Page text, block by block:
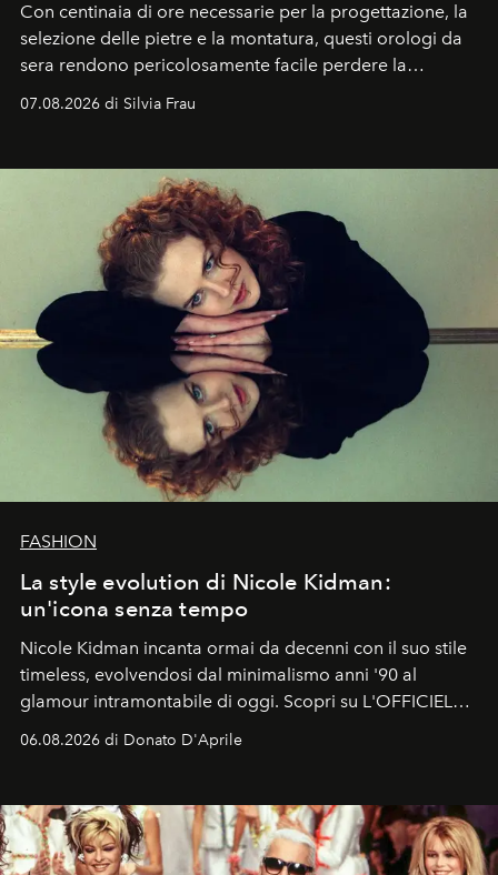
Con centinaia di ore necessarie per la progettazione, la
selezione delle pietre e la montatura, questi orologi da
sera rendono pericolosamente facile perdere la
cognizione del tempo. Ma con quadranti così
07.08.2026 di Silvia Frau
FASHION
La style evolution di Nicole Kidman:
un'icona senza tempo
Nicole Kidman incanta ormai da decenni con il suo stile
timeless, evolvendosi dal minimalismo anni '90 al
glamour intramontabile di oggi. Scopri su L'OFFICIEL
Italia la sua style evolution.
06.08.2026 di Donato D'Aprile